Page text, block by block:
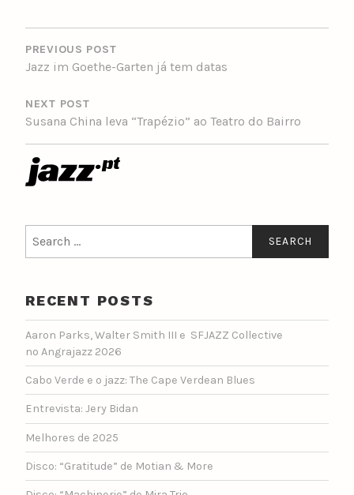
POST
NAVIGATION
PREVIOUS POST
Jazz im Goethe-Garten já tem datas
NEXT POST
Susana China leva “Trapézio” ao Teatro do Bairro
for:
RECENT POSTS
Aaron Parks, Walter Smith III e SFJAZZ Collective
no Angrajazz 2026
Cabo Verde e o jazz: The Cape Verdean Blues
Entrevista: Jery Bidan
Melhores de 2025
Disco: “Gratitude” de Motian & More